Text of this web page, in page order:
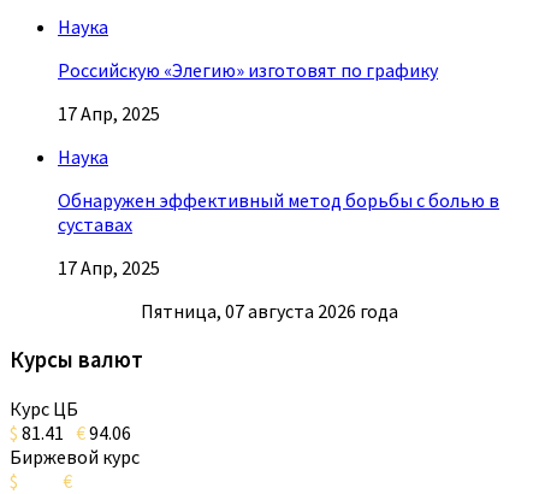
Наука
Российскую «Элегию» изготовят по графику
17 Апр, 2025
Наука
Обнаружен эффективный метод борьбы с болью в
суставах
17 Апр, 2025
Пятница, 07 августа 2026 года
Курсы валют
Курс ЦБ
$ 81.41 €94.06
Биржевой курс
$
€